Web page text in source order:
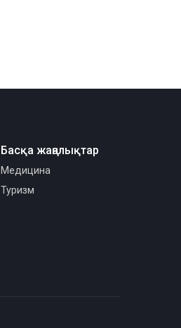
Басқа жаңалықтар
Медицина
Туризм